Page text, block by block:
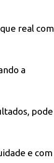
real com
a
pode
e com